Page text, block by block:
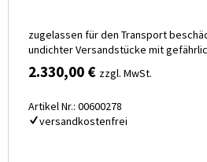
zugelassen für den Transport
undichter Versandstücke mit
2.330,00 € zzgl. MwSt.
Artikel Nr.: 00600278
versandkostenfrei